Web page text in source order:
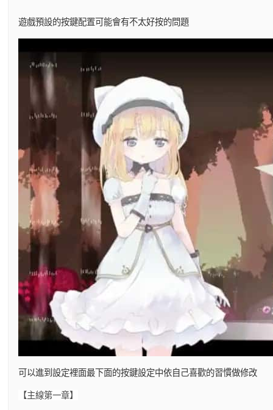
遊戲預設的按鍵配置可能會有不太好按的問題
可以進到設定裡面最下面的按鍵設定中依自己喜歡的習慣做修改
【主線第一章】